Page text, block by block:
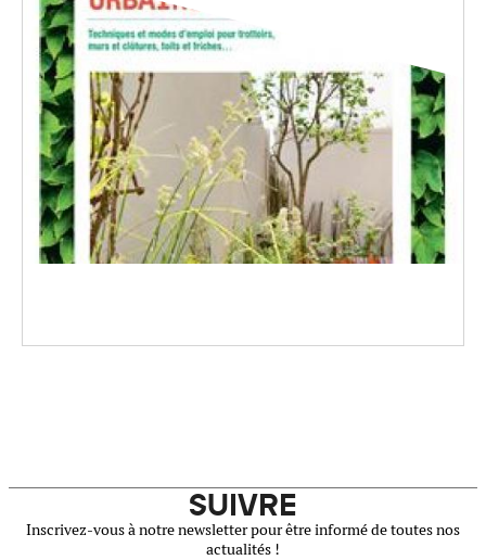
SUIVRE
Inscrivez-vous à notre newsletter pour être informé de toutes nos
actualités !